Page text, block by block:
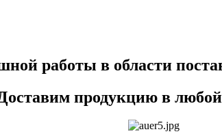
работы в области
продукцию в